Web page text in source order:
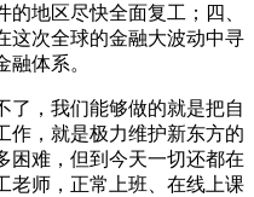
地区尽快全面复工；四、
这次全球的金融大波动中寻
体系。
了，我们能够做的就是把自
作，就是极力维护新东方的
困难，但到今天一切还都在
老师，正常上班、在线上课